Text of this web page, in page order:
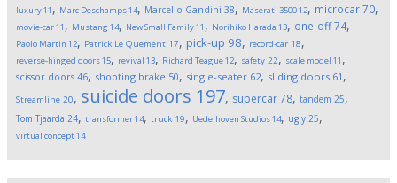
luxury11 , Marc Deschamps14, Marcello Gandini 38, Maserati 350012, microcar70,
movie-car11 , Mustang 14, New Small Family11 , Norihiko Harada 13, one-off74,
Paolo Martin 12, Patrick Le Quement 17, pick-up 98, record-car 18,
reverse-hinged doors15, revival 13, Richard Teague12, safety 22, scale model 11 ,
scissor doors 46, shooting brake 50, single-seater 62, sliding doors 61 ,
Streamline 20, suicide doors 197, supercar78, tandem 25,
Tom Tjaarda 24, transformer14, truck 19, Uedelhoven Studios14, ugly 25,
virtual concept14